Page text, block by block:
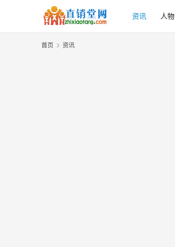
资讯 人物
首页 资讯